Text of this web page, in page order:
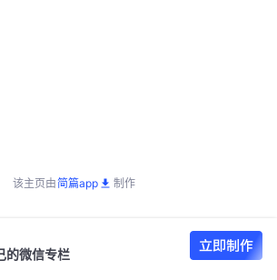
该主页由简篇app 制作
的微信专栏